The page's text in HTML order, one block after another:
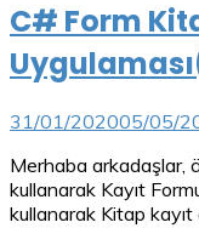
C# Form
31/01/202005/05/
Merhaba arkadaşlar,
kullanarak Kayıt
kullanarak Kitap kayıt